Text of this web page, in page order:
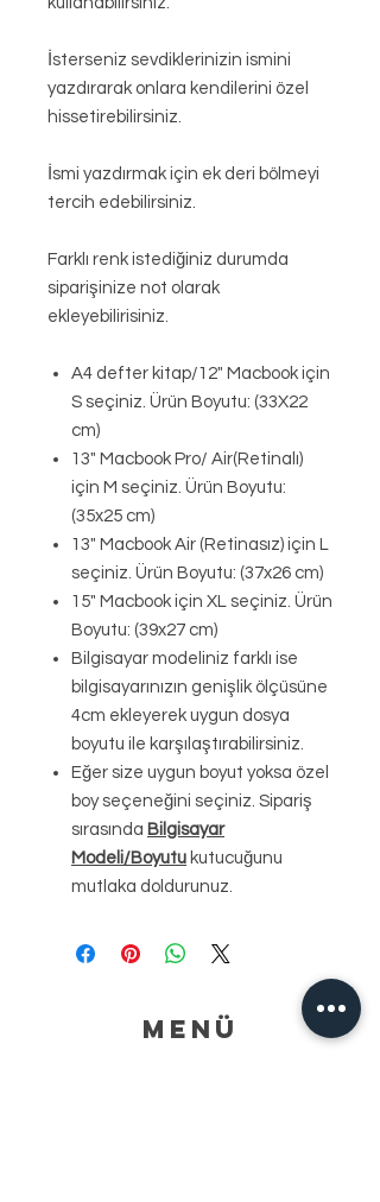
İsterseniz sevdiklerinizin ismini
yazdırarak onlara kendilerini özel
hissetirebilirsiniz.
İsmi yazdırmak için ek deri bölmeyi
tercih edebilirsiniz.
Farklı renk istediğiniz durumda
siparişinize not olarak
ekleyebilirisiniz.
A4 defter kitap/12" Macbook için
S seçiniz. Ürün Boyutu: (33X22
cm)
13" Macbook Pro/ Air(Retinalı)
için M seçiniz. Ürün Boyutu:
(35x25 cm)
13" Macbook Air (Retinasız) için L
seçiniz. Ürün Boyutu: (37x26 cm)
15" Macbook için XL seçiniz. Ürün
Boyutu: (39x27 cm)
Bilgisayar modeliniz farklı ise
bilgisayarınızın genişlik ölçüsüne
4cm ekleyerek uygun dosya
boyutu ile karşılaştırabilirsiniz.
Eğer size uygun boyut yoksa özel
boy seçeneğini seçiniz. Sipariş
sırasında Bilgisayar
Modeli/Boyutu kutucuğunu
mutlaka doldurunuz.
MENÜ